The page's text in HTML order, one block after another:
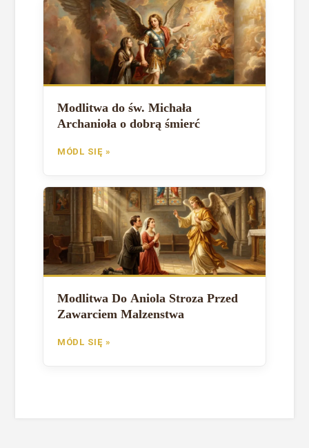
Modlitwa do św. Michała
Archanioła o dobrą śmierć
MÓDL SIĘ »
Modlitwa Do Aniola Stroza Przed
Zawarciem Malzenstwa
MÓDL SIĘ »